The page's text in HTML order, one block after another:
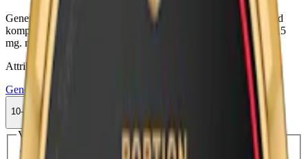
General Portion är ett klassiskt snus med tydlig tobakssmak med
komplexa toner av citrus, läder och hö. Varje prilla innehåller 8,5
mg. nikotin och kommer i large/original.
Attribut
General
Large
10-pack 444,50 kr
Köp
Välj antal dosor
1-pack
49,50 kr/st 10-pack 44,45 kr